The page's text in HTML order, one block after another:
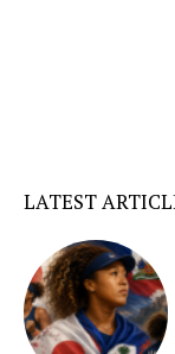
LATEST